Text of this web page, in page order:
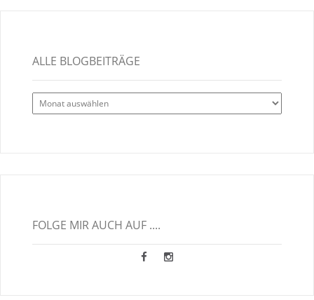
ALLE BLOGBEITRÄGE
Alle
Blogbeiträge
FOLGE MIR AUCH AUF ....